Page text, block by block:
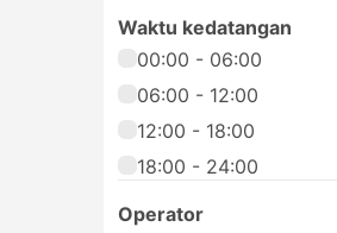
Waktu kedatangan
00:00 - 06:00
06:00 - 12:00
12:00 - 18:00
18:00 - 24:00
Operator